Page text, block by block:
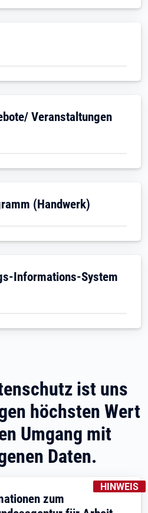
Veranstaltungen
(Handwerk)
Informations-System
ist uns
höchsten Wert
Umgang mit
Daten.
HINWEIS
zum